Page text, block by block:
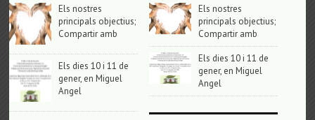
Els nostres
principals objectius;
Compartir amb
Els dies 10 i 11 de
gener, en Miguel
Angel
Els nostres
principals objectius;
Compartir amb
Els dies 10 i 11 de
gener, en Miguel
Angel